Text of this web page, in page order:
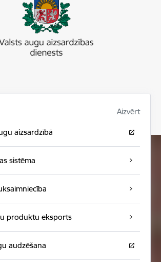
Aizvērt
aizsardzībā
sistēma
produktu eksports
audzēšana